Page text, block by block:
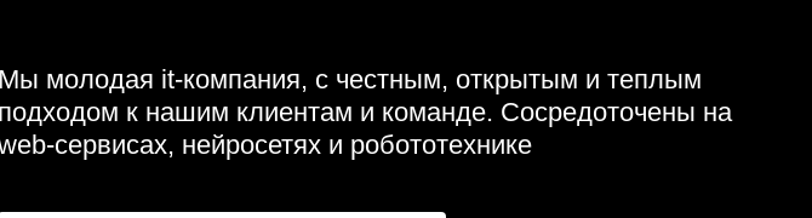
Мы молодая it-компания, с честным, открытым и теплым
подходом к нашим клиентам и команде. Сосредоточены на
сервисах, нейросетях и робототехнике